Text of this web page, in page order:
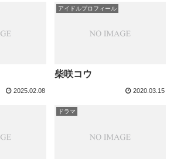
2025.02.08
アイドルプロフィール
柴咲コウ
2020.03.15
ドラマ